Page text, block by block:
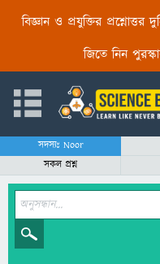
বিজ্ঞান ও প্রযুক্তির প্রশ্নোত্তর
জিতে নিন
সদস্যঃ Noor
সকল প্রশ্ন